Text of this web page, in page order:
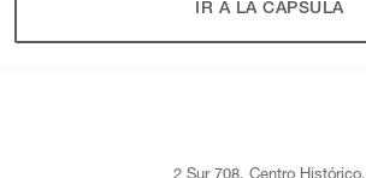
IR A LA CÁPSULA